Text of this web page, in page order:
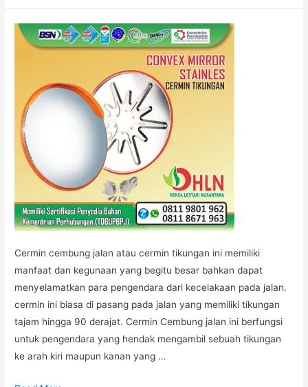
Cermin cembung jalan atau cermin tikungan ini memiliki
manfaat dan kegunaan yang begitu besar bahkan dapat
menyelamatkan para pengendara dari kecelakaan pada jalan.
cermin ini biasa di pasang pada jalan yang memiliki tikungan
tajam hingga 90 derajat. Cermin Cembung jalan ini berfungsi
untuk pengendara yang hendak mengambil sebuah tikungan
ke arah kiri maupun kanan yang …